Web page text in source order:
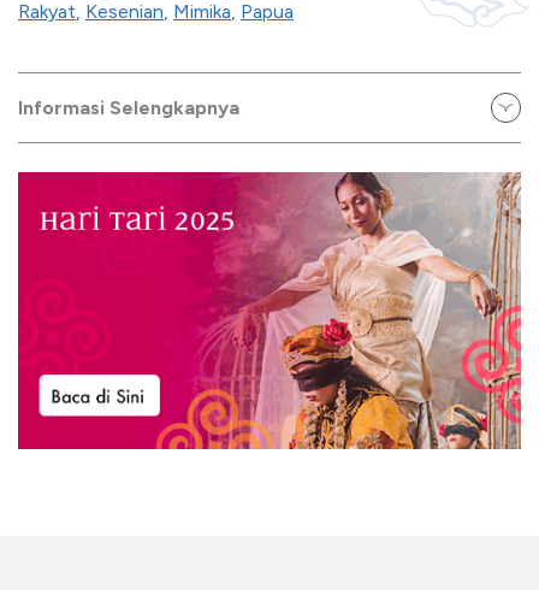
Rakyat, Kesenian, Mimika, Papua
Informasi Selengkapnya